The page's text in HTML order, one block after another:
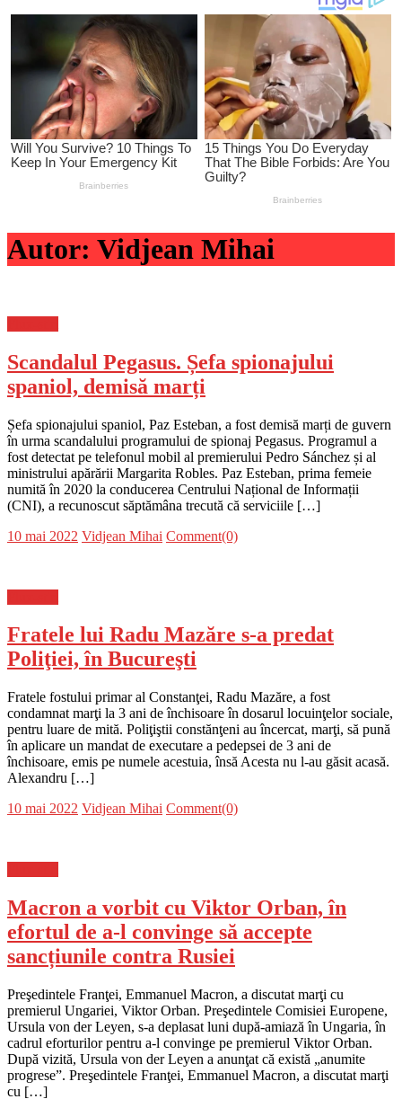
Autor: Vidjean Mihai
Scandalul Pegasus. Șefa spionajului
spaniol, demisă marți
Șefa spionajului spaniol, Paz Esteban, a fost demisă marți de guvern
în urma scandalului programului de spionaj Pegasus. Programul a
fost detectat pe telefonul mobil al premierului Pedro Sánchez și al
ministrului apărării Margarita Robles. Paz Esteban, prima femeie
numită în 2020 la conducerea Centrului Național de Informații
(CNI), a recunoscut săptămâna trecută că serviciile […]
Posted
10 mai 2022 Author
Vidjean Mihai Comment(0)
Fratele lui Radu Mazăre s-a predat
Poliţiei, în Bucureşti
Fratele fostului primar al Constanţei, Radu Mazăre, a fost
condamnat marţi la 3 ani de închisoare în dosarul locuinţelor sociale,
pentru luare de mită. Poliţiştii constănţeni au încercat, marţi, să pună
în aplicare un mandat de executare a pedepsei de 3 ani de
închisoare, emis pe numele acestuia, însă Acesta nu l-au găsit acasă.
Alexandru […]
Posted
10 mai 2022 Author
Vidjean Mihai Comment(0)
Macron a vorbit cu Viktor Orban, în
efortul de a-l convinge să accepte
sancțiunile contra Rusiei
Preşedintele Franţei, Emmanuel Macron, a discutat marţi cu
premierul Ungariei, Viktor Orban. Preşedintele Comisiei Europene,
Ursula von der Leyen, s-a deplasat luni după-amiază în Ungaria, în
cadrul eforturilor pentru a-l convinge pe premierul Viktor Orban.
După vizită, Ursula von der Leyen a anunţat că există „anumite
progrese”. Preşedintele Franţei, Emmanuel Macron, a discutat marţi
cu […]